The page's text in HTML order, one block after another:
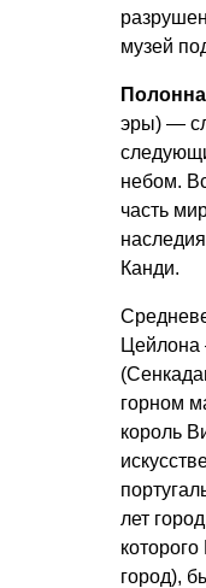
музей
эры) —
небом.
часть
Канди.
горном
король
лет
город),